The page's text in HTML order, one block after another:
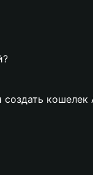
кошелек